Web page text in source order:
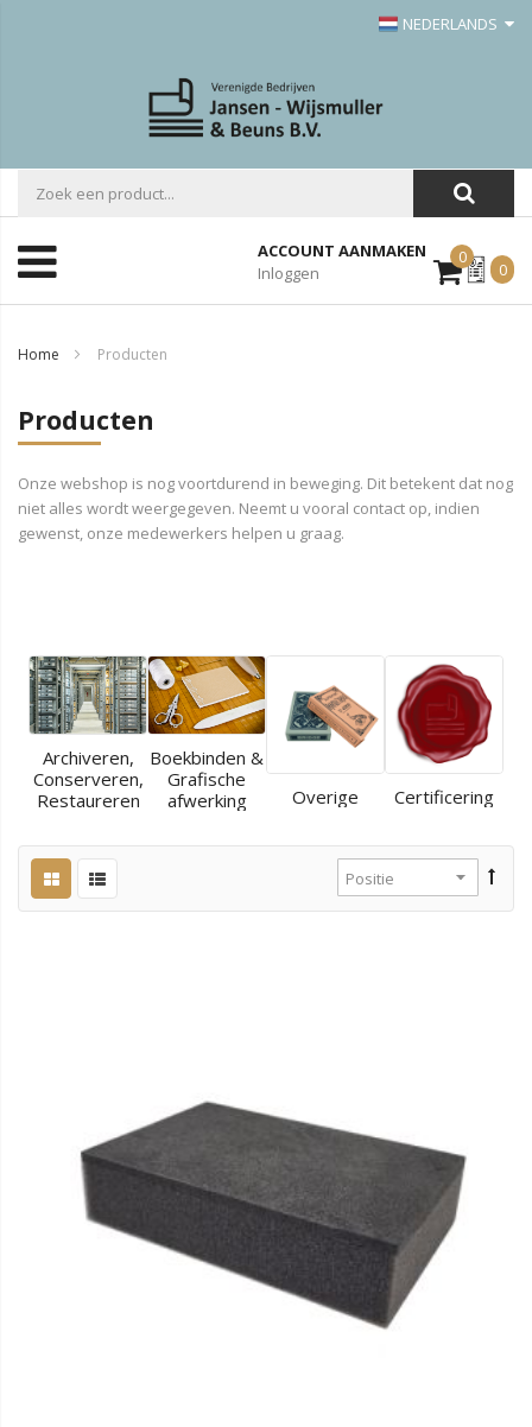
NEDERLANDS
ACCOUNT AANMAKEN
Inloggen
0Mijn
Offerte
0
Home Producten
Producten
Onze webshop is nog voortdurend in beweging. Dit betekent dat nog
niet alles wordt weergegeven. Neemt u vooral contact op, indien
gewenst, onze medewerkers helpen u graag.
Archiveren,
Conserveren,
Restaureren
Boekbinden &
Grafische
afwerking
Overige Certificering